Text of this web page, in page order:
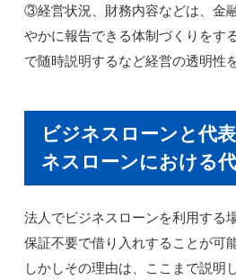
③経営状況、財務内容などは、金
やかに報告できる体制づくりを
で随時説明するなど経営の透明性
ビジネスローンと代
ネスローンにおける
法人でビジネスローンを利用する
保証不要で借り入れすることが可
しかしその理由は、ここまで説明